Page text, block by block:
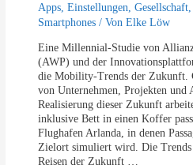
Apps ,Einstellungen ,Gesellschaft
Smartphones / VonElke Löw
Eine Millennial-Studie von
(AWP) und der
die Mobility-Trends der Zukunft.
von Unternehmen, Projekten und
Realisierung dieser Zukunft
inklusive Bett in einen Koffer
Flughafen Arlanda, in denen
Zielort simuliert wird. Die Trends
Reisen der Zukunft …